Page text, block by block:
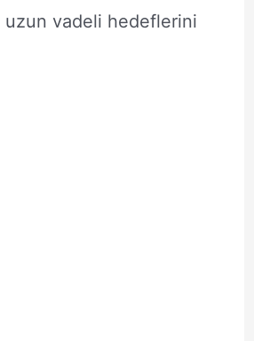
uzun vadeli hedeflerini